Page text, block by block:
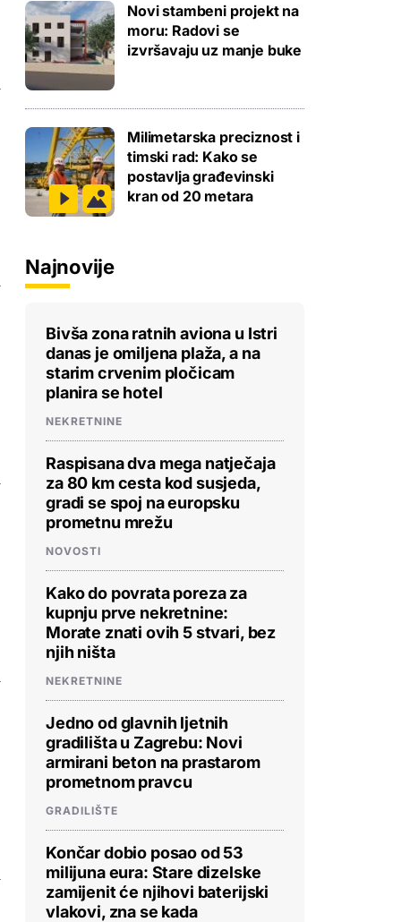
Novi stambeni projekt na
moru: Radovi se
izvršavaju uz manje buke
Milimetarska preciznost i
timski rad: Kako se
postavlja građevinski
kran od 20 metara
Najnovije
Bivša zona ratnih aviona u Istri
danas je omiljena plaža, a na
starim crvenim pločicam
planira se hotel
NEKRETNINE
Raspisana dva mega natječaja
za 80 km cesta kod susjeda,
gradi se spoj na europsku
prometnu mrežu
NOVOSTI
Kako do povrata poreza za
kupnju prve nekretnine:
Morate znati ovih 5 stvari, bez
njih ništa
NEKRETNINE
Jedno od glavnih ljetnih
gradilišta u Zagrebu: Novi
armirani beton na prastarom
prometnom pravcu
GRADILIŠTE
Končar dobio posao od 53
milijuna eura: Stare dizelske
zamijenit će njihovi baterijski
vlakovi, zna se kada